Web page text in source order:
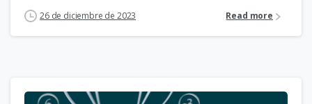
26 de diciembre de 2023 Read more